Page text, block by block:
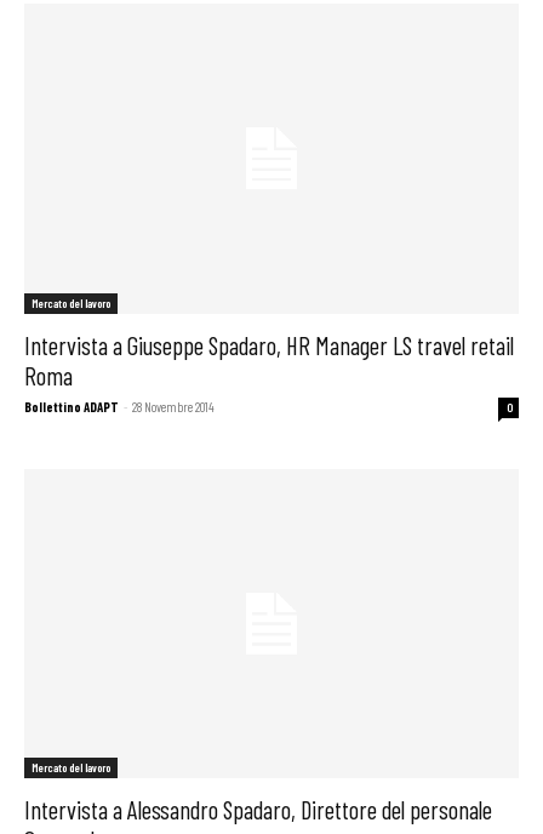
Mercato del lavoro
Intervista a Giuseppe Spadaro, HR Manager LS travel retail
Roma
Bollettino ADAPT - 28 Novembre 2014 0
Mercato del lavoro
Intervista a Alessandro Spadaro, Direttore del personale